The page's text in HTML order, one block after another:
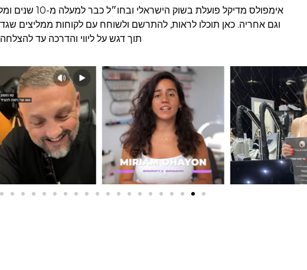
אימפולס מדיקל
וגם אחריה. כאן תוכלו לראות, להתרשם ולשוחח עם לקוחות ממליצים
תוך דגש על ליווי והדרכה עד להצלחה